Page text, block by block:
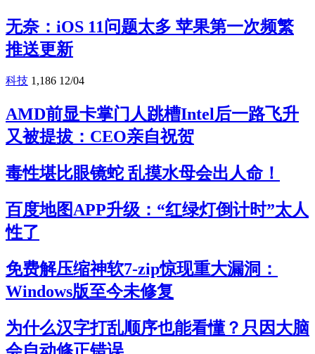
无奈：iOS 11问题太多 苹果第一次频繁
推送更新
科技 1,186 12/04
AMD前显卡掌门人跳槽Intel后一路飞升
又被提拔：CEO亲自祝贺
毒性堪比眼镜蛇 乱摸水母会出人命！
百度地图APP升级：“红绿灯倒计时”太人
性了
免费解压缩神软7-zip惊现重大漏洞：
Windows版至今未修复
为什么汉字打乱顺序也能看懂？只因大脑